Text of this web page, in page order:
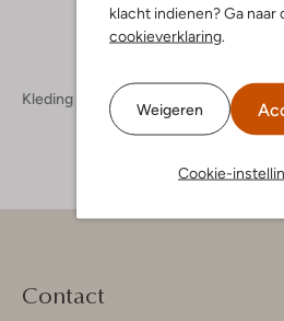
klacht indienen? Ga naar
cookieverklaring.
Weigeren
Cookie-
Kleding Truien & Vesten Truien
Contact